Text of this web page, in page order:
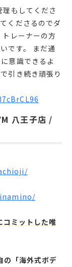
もしてくださ
くださるのでダ
レーナーの方
です。 まだ通
意識できるよ
引き続き頑張り
八王子店 /
コミットした唯
の「海外式ボデ